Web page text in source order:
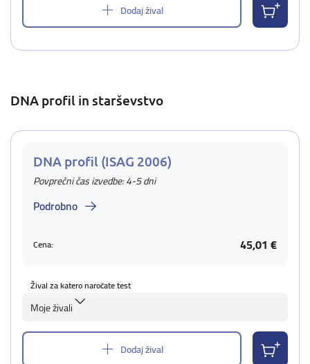
Dodaj žival
DNA profil in starševstvo
DNA profil (ISAG 2006)
Povprečni čas izvedbe: 4-5 dni
Podrobno
Cena: 45,01 €
Žival za katero naročate test
Moje živali
Dodaj žival